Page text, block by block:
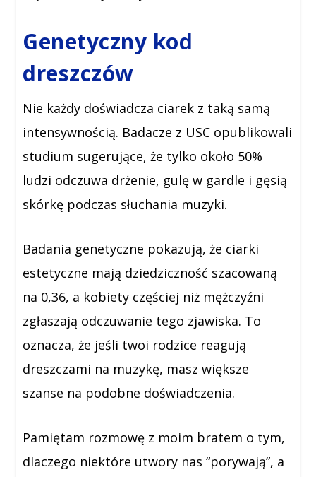
Genetyczny kod
dreszczów
Nie każdy doświadcza ciarek z taką samą
intensywnością. Badacze z USC opublikowali
studium sugerujące, że tylko około 50%
ludzi odczuwa drżenie, gulę w gardle i gęsią
skórkę podczas słuchania muzyki.
Badania genetyczne pokazują, że ciarki
estetyczne mają dziedziczność szacowaną
na 0,36, a kobiety częściej niż mężczyźni
zgłaszają odczuwanie tego zjawiska. To
oznacza, że jeśli twoi rodzice reagują
dreszczami na muzykę, masz większe
szanse na podobne doświadczenia.
Pamiętam rozmowę z moim bratem o tym,
dlaczego niektóre utwory nas “porywają”, a